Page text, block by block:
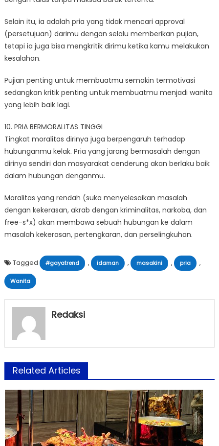
Selain itu, ia adalah pria yang tidak mencari approval
(persetujuan) darimu dengan selalu memberikan pujian,
tetapi ia juga bisa mengkritik dirimu ketika kamu melakukan
kesalahan.
Pujian penting untuk membuatmu semakin termotivasi
sedangkan kritik penting untuk membuatmu menjadi wanita
yang lebih baik lagi.
10. PRIA BERMORALITAS TINGGI
Tingkat moralitas dirinya juga berpengaruh terhadap
hubunganmu kelak. Pria yang jarang bermasalah dengan
dirinya sendiri dan masyarakat cenderung akan berlaku baik
dalam hubungan denganmu.
Moralitas yang rendah (suka menyelesaikan masalah
dengan kekerasan, akrab dengan kriminalitas, narkoba, dan
free-s*x) akan membawa sebuah hubungan ke dalam
masalah kekerasan, pertengkaran, dan perselingkuhan.
Tagged #gayatrend , idaman , masakini , pria ,
Wanita
Redaksi
Related Articles